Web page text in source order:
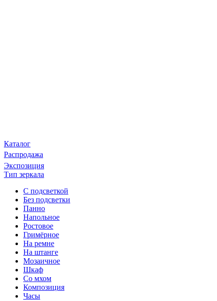
Каталог
Распродажа
Экспозиция
Тип зеркала
С подсветкой
Без подсветки
Панно
Напольное
Ростовое
Гримёрное
На ремне
На штанге
Мозаичное
Шкаф
Со мхом
Композиция
Часы